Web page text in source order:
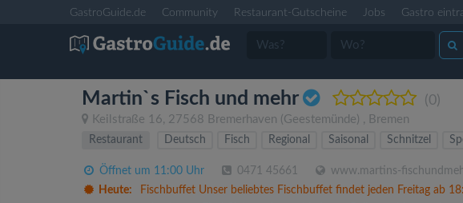
GastroGuide.de Community Restaurant-Gutscheine Jobs Gastro
Martin`s Fisch und mehr (0)
Keilstraße 16, 27568 Bremerhaven (Geestemünde) , Bremen
Restaurant Deutsch Fisch Regional Saisonal Schnitzel
Öffnet um 11:00 Uhr 0471 45661
www.martins-
Heute:
Fischbuffet Unser beliebtes Fischbuffet findet jeden Freitag ab